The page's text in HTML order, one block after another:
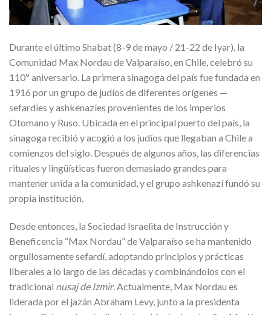
Durante el último Shabat (8-9 de mayo / 21-22 de Iyar), la
Comunidad Max Nordau de Valparaíso, en Chile, celebró su
110º aniversario. La primera sinagoga del país fue fundada en
1916 por un grupo de judíos de diferentes orígenes —
sefardíes y ashkenazíes provenientes de los imperios
Otomano y Ruso. Ubicada en el principal puerto del país, la
sinagoga recibió y acogió a los judíos que llegaban a Chile a
comienzos del siglo. Después de algunos años, las diferencias
rituales y lingüísticas fueron demasiado grandes para
mantener unida a la comunidad, y el grupo ashkenazí fundó su
propia institución.
Desde entonces, la Sociedad Israelita de Instrucción y
Beneficencia “Max Nordau” de Valparaíso se ha mantenido
orgullosamente sefardí, adoptando principios y prácticas
liberales a lo largo de las décadas y combinándolos con el
tradicional nusaj de Izmir. Actualmente, Max Nordau es
liderada por el jazán Abraham Levy, junto a la presidenta